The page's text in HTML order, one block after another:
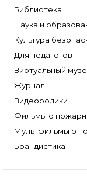
Библиотека
Наука и
Культура
Для педагогов
Виртуальный
Журнал
Видеоролики
Фильмы о
Мультфильмы о
Брандистика